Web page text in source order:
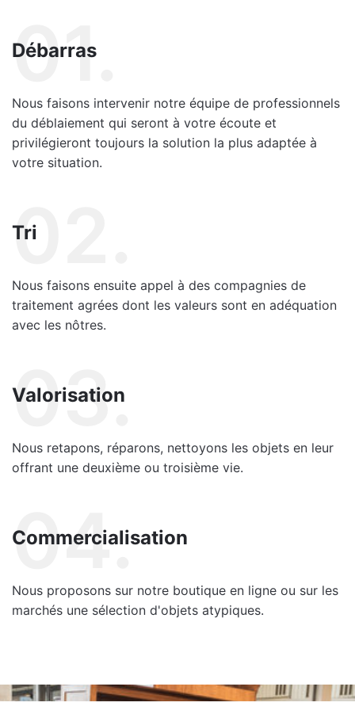
01.
Débarras
Nous faisons intervenir notre équipe de professionnels
du déblaiement qui seront à votre écoute et
privilégieront toujours la solution la plus adaptée à
votre situation.
02.
Tri
Nous faisons ensuite appel à des compagnies de
traitement agrées dont les valeurs sont en adéquation
avec les nôtres.
03.
Valorisation
Nous retapons, réparons, nettoyons les objets en leur
offrant une deuxième ou troisième vie.
04.
Commercialisation
Nous proposons sur notre boutique en ligne ou sur les
marchés une sélection d'objets atypiques.